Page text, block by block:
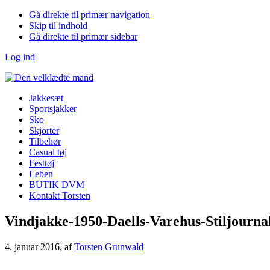
Gå direkte til primær navigation
Skip til indhold
Gå direkte til primær sidebar
Log ind
Jakkesæt
Sportsjakker
Sko
Skjorter
Tilbehør
Casual tøj
Festtøj
Leben
BUTIK DVM
Kontakt Torsten
Vindjakke-1950-Daells-Varehus-
4. januar 2016, afTorsten Grunwald